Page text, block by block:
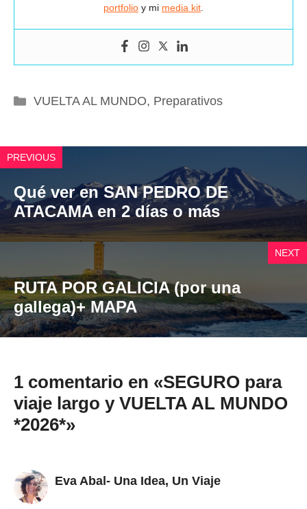
portfolio y mi media kit.
Categorías
VUELTA AL MUNDO, Preparativos
PREVIOUS
Qué ver en SAN PEDRO DE
ATACAMA en 2 días o más
NEXT
RUTA POR GALICIA (por una
gallega)+ MAPA
1 comentario en «SEGURO para
viaje largo y VUELTA AL MUNDO
*2026*»
Eva Abal- Una Idea, Un Viaje